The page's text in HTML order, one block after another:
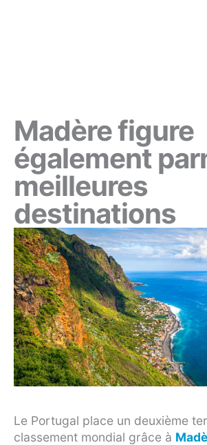
Madère figure
également
meilleures
destinations
Le Portugal place un deuxième
classement mondial grâce à